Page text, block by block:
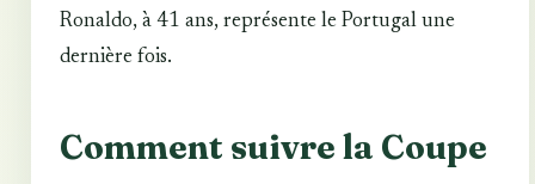
Ronaldo, à 41 ans, représente le Portugal une
dernière fois.
Comment suivre la Coupe